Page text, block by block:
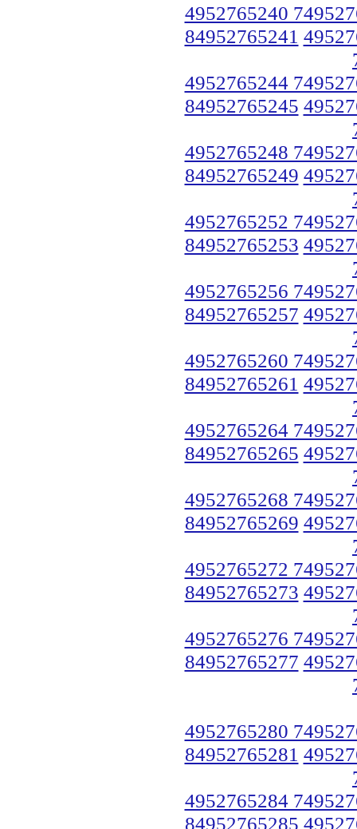
4952765240
84952765241
4952765244
84952765245
4952765248
84952765249
4952765252
84952765253
4952765256
84952765257
4952765260
84952765261
4952765264
84952765265
4952765268
84952765269
4952765272
84952765273
4952765276
84952765277
4952765280
84952765281
4952765284
84952765285